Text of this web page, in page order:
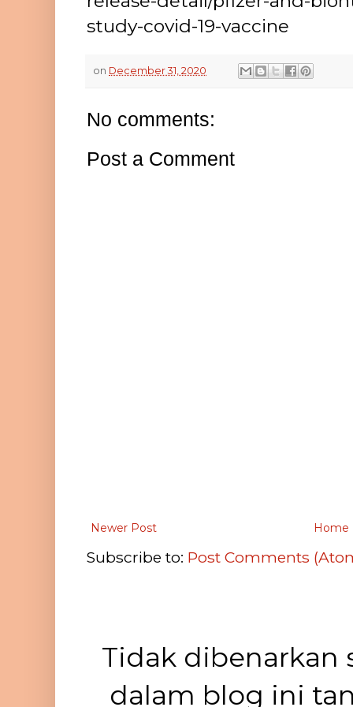
study-covid-19-vaccine
on December 31, 2020
No comments:
Post a Comment
Newer Post Home
Subscribe to: Post Comments
Tidak dibenarkan
dalam blog ini